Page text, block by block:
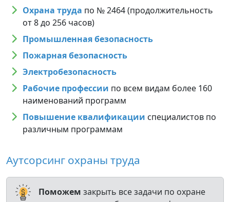
Охрана труда по № 2464 (продолжительность
от 8 до 256 часов)
Промышленная безопасность
Пожарная безопасность
Электробезопасность
Рабочие профессии по всем видам более 160
наименований программ
Повышение квалификации специалистов по
различным программам
Аутсорсинг охраны труда
Поможем закрыть все задачи по охране